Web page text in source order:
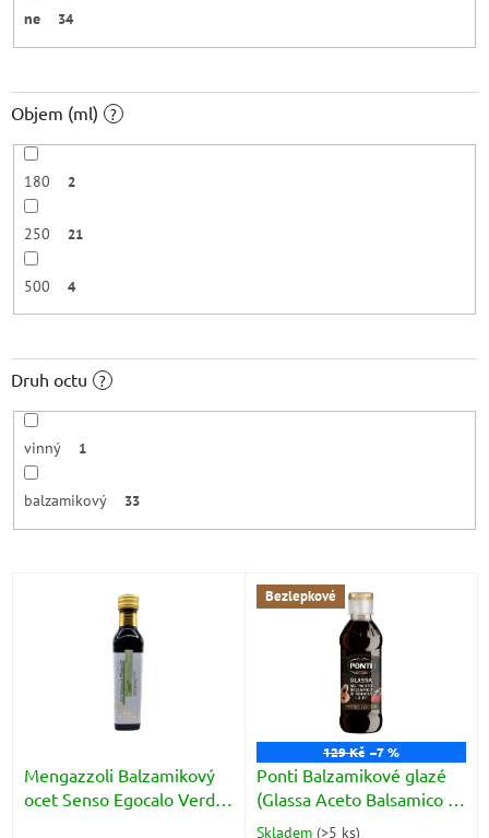
ne 34
Objem (ml) ?
180 2
250 21
500 4
Druh octu ?
vinný 1
balzamikový 33
Mengazzoli Balzamikový
ocet Senso Egocalo Verde
Bezlepkové
129 Kč –7 %
Ponti Balzamikové glazé
(Glassa Aceto Balsamico di
Modena) 250g
Skladem (>5 ks)